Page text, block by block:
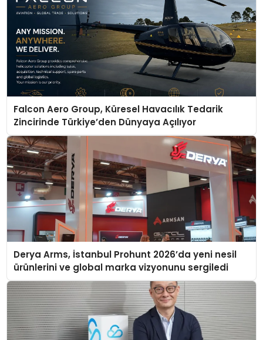
Falcon Aero Group, Küresel Havacılık Tedarik
Zincirinde Türkiye’den Dünyaya Açılıyor
Derya Arms, İstanbul Prohunt 2026’da yeni nesil
ürünlerini ve global marka vizyonunu sergiledi